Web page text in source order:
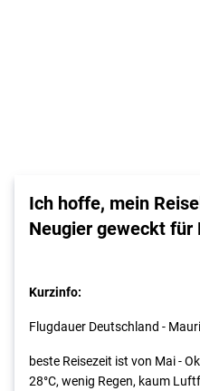
Ich hoffe, mein
Neugier geweckt für
Kurzinfo:
Flugdauer Deutschland -
beste Reisezeit ist von Mai -
28°C, wenig Regen, kaum